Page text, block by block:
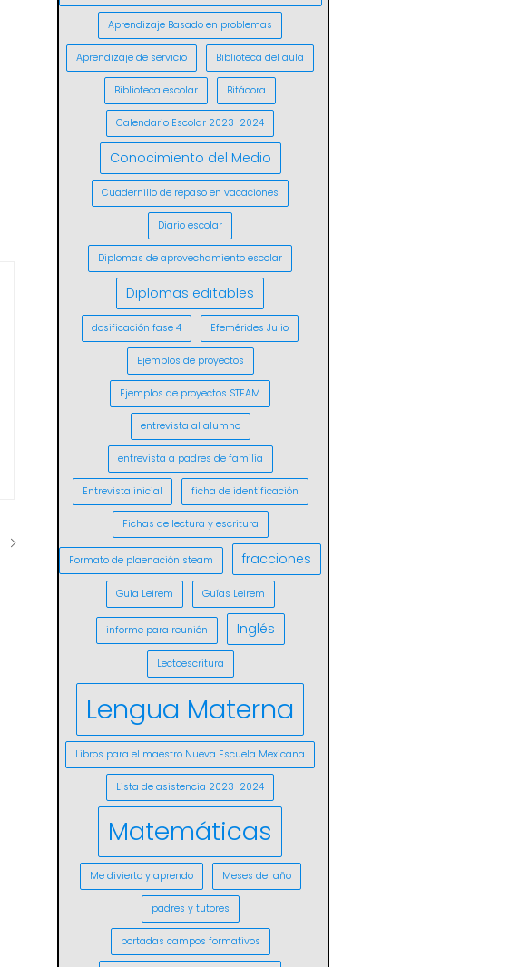
Aprendizaje Basado en problemas
Aprendizaje de servicio Biblioteca del aula
Biblioteca escolar Bitácora
Calendario Escolar 2023-2024
Conocimiento del Medio
Cuadernillo de repaso en vacaciones
Diario escolar
Diplomas de aprovechamiento escolar
Diplomas editables
dosificación fase 4 Efemérides Julio
Ejemplos de proyectos
Ejemplos de proyectos STEAM
entrevista al alumno
entrevista a padres de familia
Entrevista inicial ficha de identificación
Fichas de lectura y escritura
Formato de plaenación steam fracciones
Guía Leirem Guías Leirem
informe para reunión Inglés
Lectoescritura
Lengua Materna
Libros para el maestro Nueva Escuela Mexicana
Lista de asistencia 2023-2024
Matemáticas
Me divierto y aprendo Meses del año
padres y tutores
portadas campos formativos